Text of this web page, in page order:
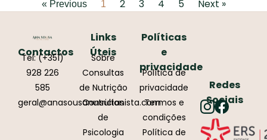
« Previous 1 2 3 4 5 Next »
Contactos
Tel: (+351)
928 226
585
geral@anasousanutricionista.com
Links
Úteis
Sobre
Consultas
de Nutrição
Consultas
de
Psicologia
Políticas
e
privacidade
Política de
privacidade
Termos e
condições
Política de
Redes
Sociais